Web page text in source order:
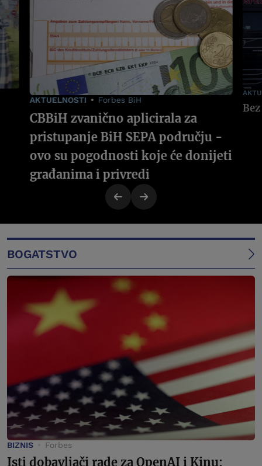
AKTUELNOSTI Forbes BiH
CBBiH zvanično aplicirala za
pristupanje BiH SEPA području -
ovo su pogodnosti koje će donijeti
građanima i privredi
BOGATSTVO
BIZNIS Forbes
Isti dobavljači rade za OpenAI i Kinu: